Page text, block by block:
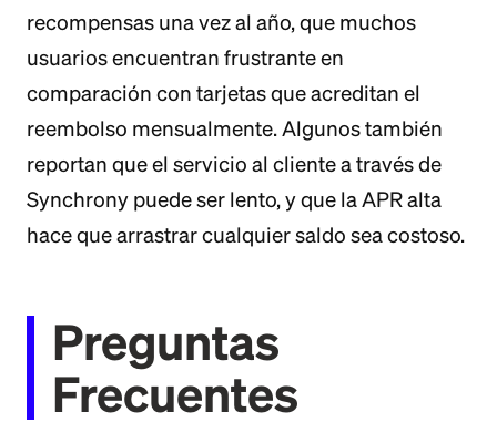
recompensas una vez al año, que muchos
usuarios encuentran frustrante en
comparación con tarjetas que acreditan el
reembolso mensualmente. Algunos también
reportan que el servicio al cliente a través de
Synchrony puede ser lento, y que la APR alta
hace que arrastrar cualquier saldo sea costoso.
Preguntas
Frecuentes